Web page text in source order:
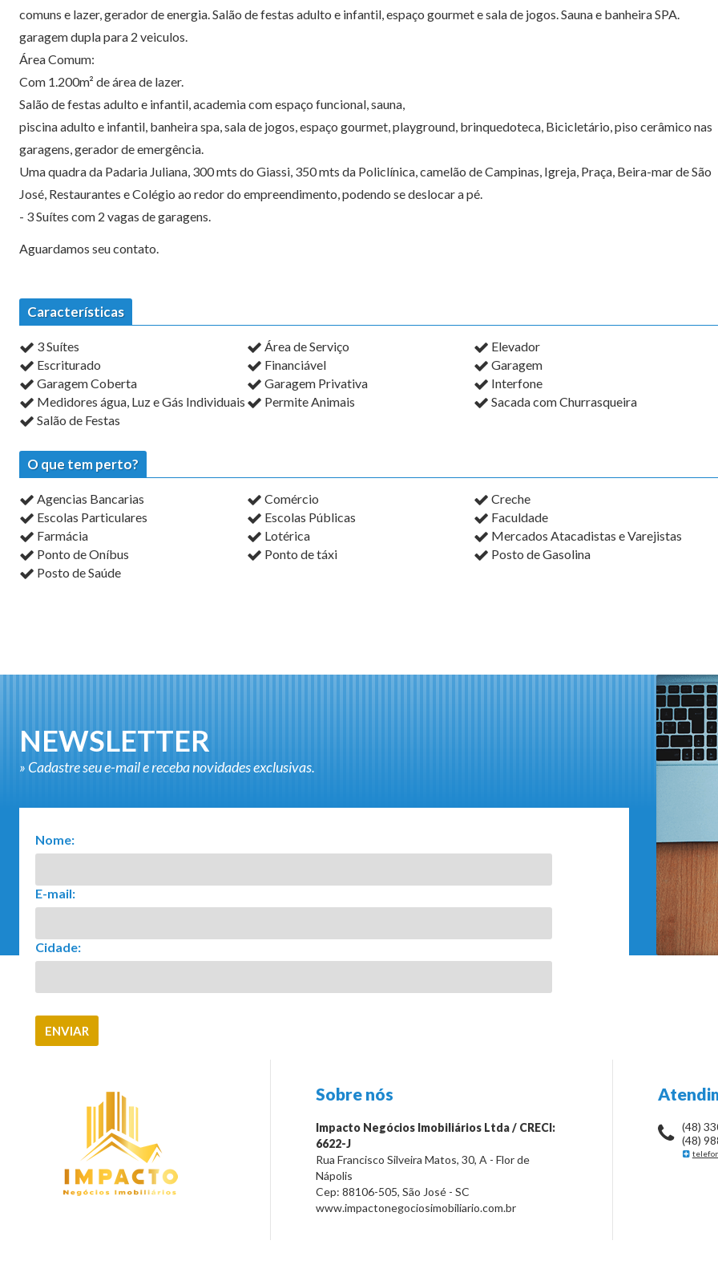
comuns e lazer, gerador de energia. Salão de festas adulto e infantil, espaço gourmet e sala de jogos. Sauna e banheira SPA.
garagem dupla para 2 veiculos.
Área Comum:
Com 1.200m² de área de lazer.
Salão de festas adulto e infantil, academia com espaço funcional, sauna,
piscina adulto e infantil, banheira spa, sala de jogos, espaço gourmet, playground, brinquedoteca, Bicicletário, piso cerâmico nas
garagens, gerador de emergência.
Uma quadra da Padaria Juliana, 300 mts do Giassi, 350 mts da Policlínica, camelão de Campinas, Igreja, Praça, Beira-mar de São
José, Restaurantes e Colégio ao redor do empreendimento, podendo se deslocar a pé.
- 3 Suítes com 2 vagas de garagens.
Aguardamos seu contato.
Características
3 Suítes Área de Serviço
Elevador
Escriturado
Financiável
Garagem
Garagem Coberta
Garagem Privativa
Interfone
Medidores água, Luz e Gás Individuais
Permite Animais
Sacada com Churrasqueira
Salão de Festas
O que tem perto?
Agencias Bancarias Comércio
Creche
Escolas Particulares
Escolas Públicas
Faculdade
Farmácia
Lotérica
Mercados Atacadistas e Varejistas
Ponto de Oníbus
Ponto de táxi
Posto de Gasolina
Posto de Saúde
NEWSLETTER
» Cadastre seu e-mail e receba novidades exclusivas.
Nome:
E-mail:
Cidade:
Sobre nós
Impacto Negócios Imobiliários Ltda / CRECI:
6622-J
Rua Francisco Silveira Matos, 30, A - Flor de
Nápolis
Cep: 88106-505, São José- SC
www.impactonegociosimobiliario.com.br
(48)
(48)